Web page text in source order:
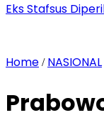
Eks Stafsus
Home / NASIONAL